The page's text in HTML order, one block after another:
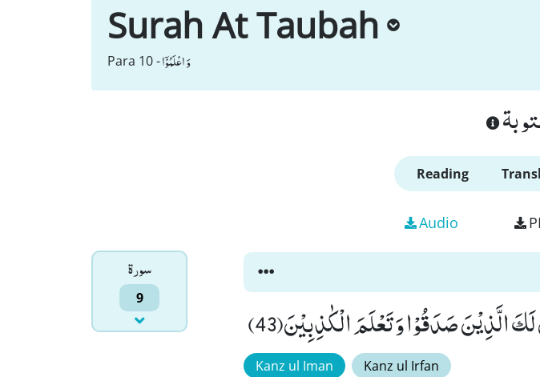
Surah At Taubah
Para 10 -وَ اعْلَمُوْۤا
Reading
Audio
سورۃ
9
الَّذِیْنَ صَدَقُوْا وَ تَعْلَمَ الْكٰذِبِیْنَ(43)
Kanz ul Iman Kanz ul Irfan